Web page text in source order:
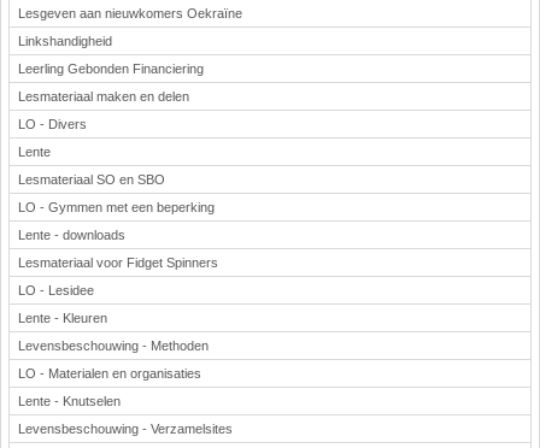
Lesgeven aan nieuwkomers Oekraïne
Linkshandigheid
Leerling Gebonden Financiering
Lesmateriaal maken en delen
LO - Divers
Lente
Lesmateriaal SO en SBO
LO - Gymmen met een beperking
Lente - downloads
Lesmateriaal voor Fidget Spinners
LO - Lesidee
Lente - Kleuren
Levensbeschouwing - Methoden
LO - Materialen en organisaties
Lente - Knutselen
Levensbeschouwing - Verzamelsites